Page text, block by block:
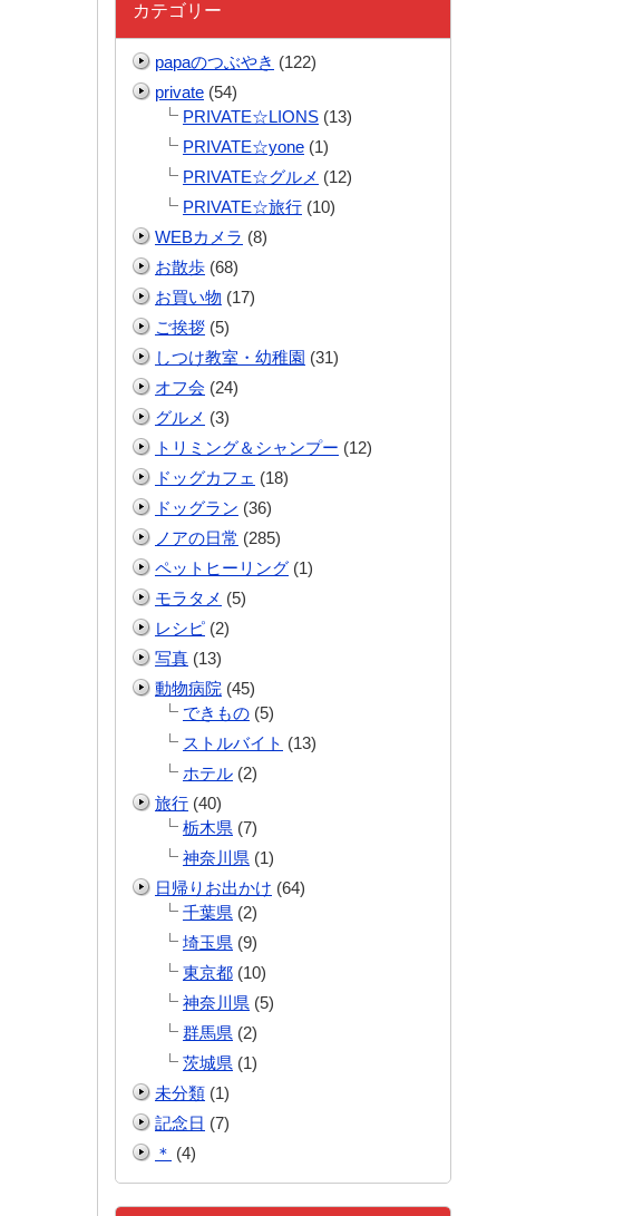
カテゴリー
papaのつぶやき (122)
private (54)
PRIVATE☆LIONS (13)
PRIVATE☆yone (1)
PRIVATE☆グルメ (12)
PRIVATE☆旅行 (10)
WEBカメラ (8)
お散歩 (68)
お買い物 (17)
ご挨拶 (5)
しつけ教室・幼稚園 (31)
オフ会 (24)
グルメ (3)
トリミング＆シャンプー (12)
ドッグカフェ (18)
ドッグラン (36)
ノアの日常 (285)
ペットヒーリング (1)
モラタメ (5)
レシピ (2)
写真 (13)
動物病院 (45)
できもの (5)
ストルバイト (13)
ホテル (2)
旅行 (40)
栃木県 (7)
神奈川県 (1)
日帰りお出かけ (64)
千葉県 (2)
埼玉県 (9)
東京都 (10)
神奈川県 (5)
群馬県 (2)
茨城県 (1)
未分類 (1)
記念日 (7)
＊ (4)